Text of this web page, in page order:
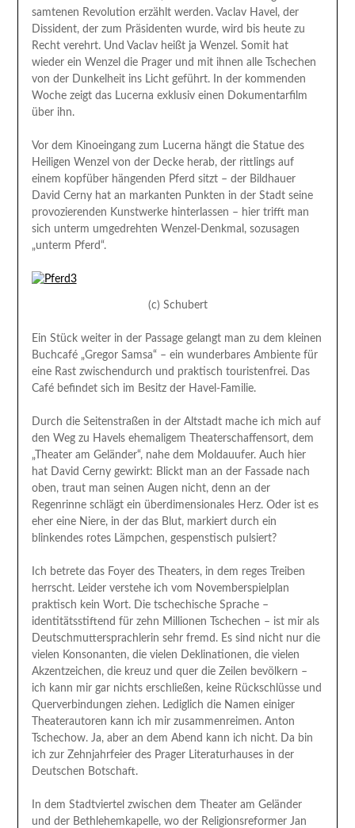
samtenen Revolution erzählt werden. Vaclav Havel, der
Dissident, der zum Präsidenten wurde, wird bis heute zu
Recht verehrt. Und Vaclav heißt ja Wenzel. Somit hat
wieder ein Wenzel die Prager und mit ihnen alle Tschechen
von der Dunkelheit ins Licht geführt. In der kommenden
Woche zeigt das Lucerna exklusiv einen Dokumentarfilm
über ihn.
Vor dem Kinoeingang zum Lucerna hängt die Statue des
Heiligen Wenzel von der Decke herab, der rittlings auf
einem kopfüber hängenden Pferd sitzt – der Bildhauer
David Cerny hat an markanten Punkten in der Stadt seine
provozierenden Kunstwerke hinterlassen – hier trifft man
sich unterm umgedrehten Wenzel-Denkmal, sozusagen
„unterm Pferd“.
(c) Schubert
Ein Stück weiter in der Passage gelangt man zu dem kleinen
Buchcafé „Gregor Samsa“ – ein wunderbares Ambiente für
eine Rast zwischendurch und praktisch touristenfrei. Das
Café befindet sich im Besitz der Havel-Familie.
Durch die Seitenstraßen in der Altstadt mache ich mich auf
den Weg zu Havels ehemaligem Theaterschaffensort, dem
„Theater am Geländer“, nahe dem Moldauufer. Auch hier
hat David Cerny gewirkt: Blickt man an der Fassade nach
oben, traut man seinen Augen nicht, denn an der
Regenrinne schlägt ein überdimensionales Herz. Oder ist es
eher eine Niere, in der das Blut, markiert durch ein
blinkendes rotes Lämpchen, gespenstisch pulsiert?
Ich betrete das Foyer des Theaters, in dem reges Treiben
herrscht. Leider verstehe ich vom Novemberspielplan
praktisch kein Wort. Die tschechische Sprache –
identitätsstiftend für zehn Millionen Tschechen – ist mir als
Deutschmuttersprachlerin sehr fremd. Es sind nicht nur die
vielen Konsonanten, die vielen Deklinationen, die vielen
Akzentzeichen, die kreuz und quer die Zeilen bevölkern –
ich kann mir gar nichts erschließen, keine Rückschlüsse und
Querverbindungen ziehen. Lediglich die Namen einiger
Theaterautoren kann ich mir zusammenreimen. Anton
Tschechow. Ja, aber an dem Abend kann ich nicht. Da bin
ich zur Zehnjahrfeier des Prager Literaturhauses in der
Deutschen Botschaft.
In dem Stadtviertel zwischen dem Theater am Geländer
und der Bethlehemkapelle, wo der Religionsreformer Jan